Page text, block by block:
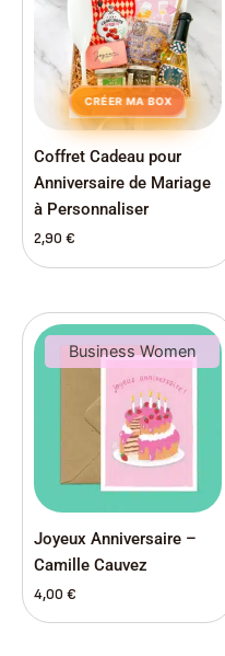
CRÉER MA BOX
Coffret Cadeau pour
Anniversaire de Mariage
à Personnaliser
2,90 €
Business Women
Joyeux Anniversaire –
Camille Cauvez
4,00 €